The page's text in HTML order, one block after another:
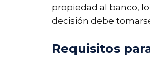
propiedad al banco,
decisión debe
Requisitos